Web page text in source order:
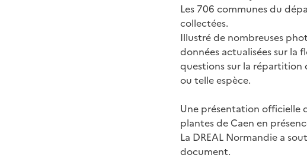
Les 706 communes du
collectées.
Illustré de nombreuses
données actualisées sur la
questions sur la répartition
ou telle espèce.
Une présentation officielle
plantes de Caen en
La DREAL Normandie a
document.